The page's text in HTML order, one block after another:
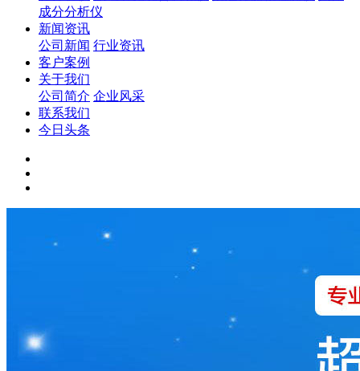
成分分析仪
新闻资讯
公司新闻 行业资讯
客户案例
关于我们
公司简介 企业风采
联系我们
今日头条